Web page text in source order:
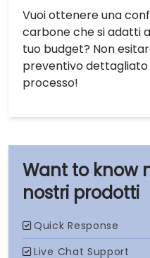
nostri prodotti
Vuoi ottenere una
carbone che si adatti
tuo budget? Non
preventivo dettagliato
processo!